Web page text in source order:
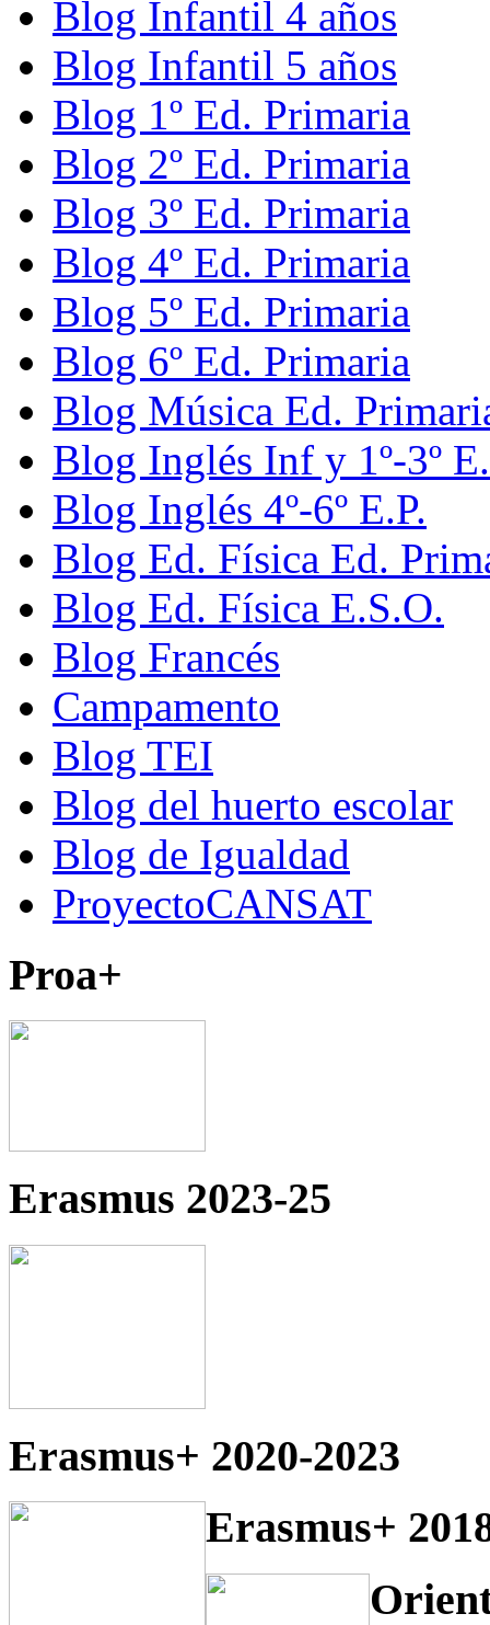
Blog Infantil 4 años
Blog Infantil 5 años
Blog 1º Ed. Primaria
Blog 2º Ed. Primaria
Blog 3º Ed. Primaria
Blog 4º Ed. Primaria
Blog 5º Ed. Primaria
Blog 6º Ed. Primaria
Blog Música Ed.
Blog Inglés Inf y 1º-3º
Blog Inglés 4º-6º E.P.
Blog Ed. Física Ed.
Blog Ed. Física E.S.O.
Blog Francés
Campamento
Blog TEI
Blog del huerto escolar
Blog de Igualdad
ProyectoCANSAT
Proa+
Erasmus 2023-25
Erasmus+ 2020-2023
Erasmus+